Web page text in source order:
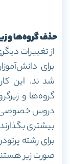
حذف گروه‌ها و
برای
شدند. این
گروه‌ها و
دروس خصوصی
بیشتری
برای رشته
صورت زیر